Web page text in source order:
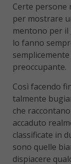
Certe persone
per mostrare
mentono per il
lo fanno
preoccupante.
Così facendo
talmente
che
accaduto
classificate in
sono quelle
dispiacere